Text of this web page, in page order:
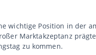
wichtige Position in der
Marktakzeptanz
zu kommen.